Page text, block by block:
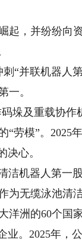
，并纷纷向
“并联机器人
一。
垛及重载协作
劳模”。2025
决心。
机器人第一
为无缆泳池清
洲的60个国家
。2025年，